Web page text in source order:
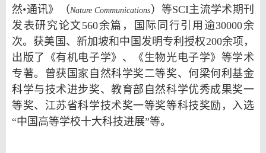
然•通讯》（Nature Communications）等SCI主流学术期刊
发表研究论文560余篇，国际同行引用逾30000余
次。获美国、新加坡和中国发明专利授权200余项，
出版了《有机电子学》、《生物光电子学》等学术
专著。曾获国家自然科学奖二等奖、何梁何利基金
科学与技术进步奖、教育部自然科学优秀成果奖一
等奖、江苏省科学技术奖一等奖等科技奖励，入选
“中国高等学校十大科技进展”等。